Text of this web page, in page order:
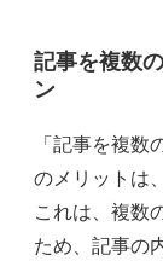
記事を複数
ン
「記事を複数
のメリットは
これは、複数
ため、記事の